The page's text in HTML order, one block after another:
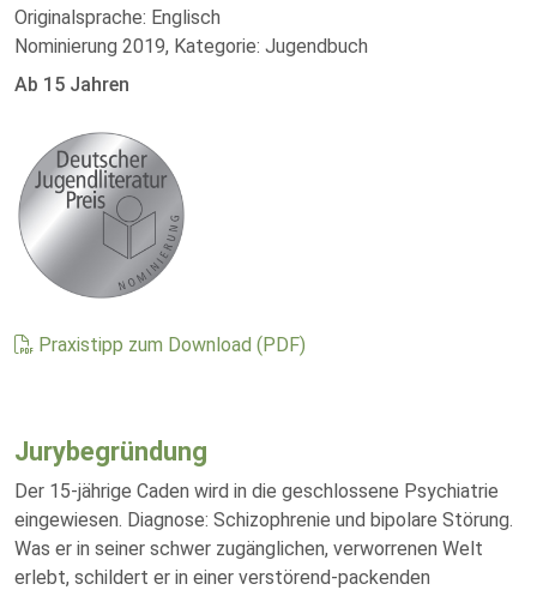
Originalsprache: Englisch
Nominierung 2019, Kategorie: Jugendbuch
Ab 15 Jahren
Praxistipp zum Download (PDF)
Jurybegründung
Der 15-jährige Caden wird in die geschlossene Psychiatrie
eingewiesen. Diagnose: Schizophrenie und bipolare Störung.
Was er in seiner schwer zugänglichen, verworrenen Welt
erlebt, schildert er in einer verstörend-packenden